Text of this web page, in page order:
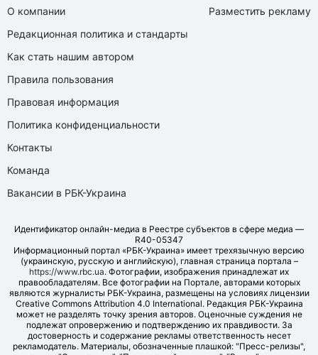
О компании
Редакционная политика и стандарты
Как стать нашим автором
Правила пользования
Правовая информация
Политика конфиденциальности
Контакты
Команда
Вакансии в РБК-Украина
Разместить рекламу
Идентификатор онлайн-медиа в Реестре субъектов в сфере медиа —
R40-05347
Информационный портал «РБК-Украина» имеет трехязычную версию
(украинскую, русскую и английскую), главная страница портала –
https://www.rbc.ua. Фотографии, изображения принадлежат их
правообладателям. Все фотографии на Портале, авторами которых
являются журналисты РБК-Украина, размещены на условиях лицензии
Creative Commons Attribution 4.0 International. Редакция РБК-Украина
может не разделять точку зрения авторов. Оценочные суждения не
подлежат опровержению и подтверждению их правдивости. За
достоверность и содержание рекламы ответственность несет
рекламодатель. Материалы, обозначенные плашкой: "Пресс-релизы",